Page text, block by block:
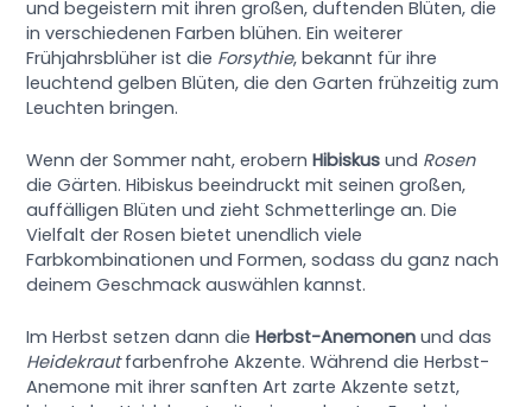
und begeistern mit ihren großen, duftenden Blüten, die
in verschiedenen Farben blühen. Ein weiterer
Frühjahrsblüher ist die Forsythie, bekannt für ihre
leuchtend gelben Blüten, die den Garten frühzeitig zum
Leuchten bringen.
Wenn der Sommer naht, erobernHibiskus und Rosen
die Gärten. Hibiskus beeindruckt mit seinen großen,
auffälligen Blüten und zieht Schmetterlinge an. Die
Vielfalt der Rosen bietet unendlich viele
Farbkombinationen und Formen, sodass du ganz nach
deinem Geschmack auswählen kannst.
Im Herbst setzen dann dieHerbst-Anemonen und das
Heidekrautfarbenfrohe Akzente. Während die Herbst-
Anemone mit ihrer sanften Art zarte Akzente setzt,